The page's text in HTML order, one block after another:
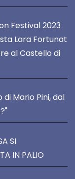
Festival 2023
Lara Fortunat
al Castello di
Mario Pini, dal
SI
IN PALIO